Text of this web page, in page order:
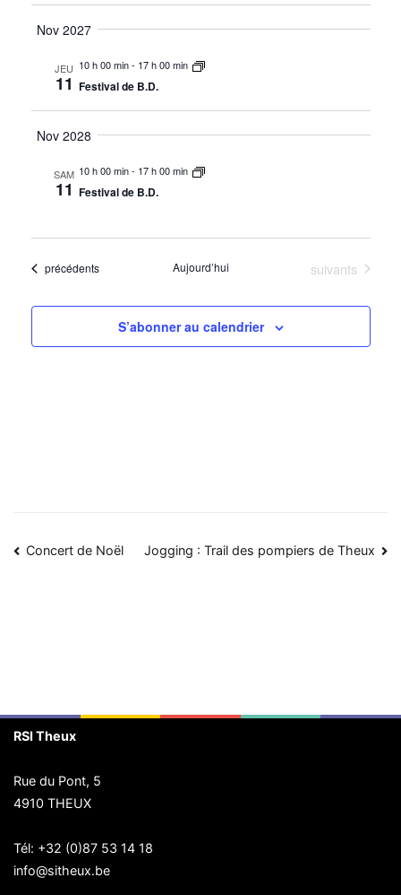
Nov 2027
JEU
11
10 h 00 min- 17 h 00 min
Festival de B.D.
Nov 2028
SAM
11
10 h 00 min- 17 h 00 min
Festival de B.D.
Évènements
précédents Aujourd’hui Évènements
suivants
S’abonner au calendrier
Navigation
Concert de Noël Jogging : Trail des pompiers de Theux
RSI Theux
Rue du Pont, 5
4910 THEUX
Tél: +32 (0)87 53 14 18
info@sitheux.be